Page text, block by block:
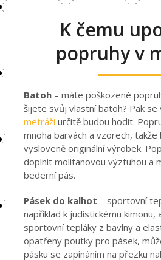
K čemu
popruhy v
Batoh– máte poškozené
šijete svůj vlastní batoh? Pak se
metráži určitě budou hodit.
mnoha barvách a vzorech,
vysloveně originální výrobek.
doplnit molitanovou výztuhou a
bederní pás.
Pásek do kalhot – sportovní
například k judistickému
sportovní tepláky z bavlny a
opatřeny poutky pro pásek,
pásku se zapínáním na přezku